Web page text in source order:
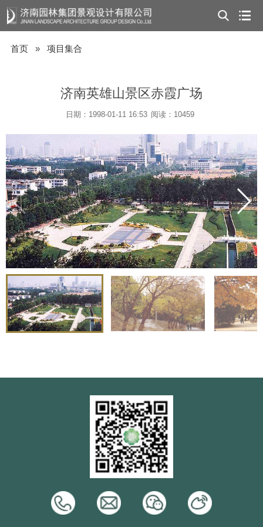
首页 » 项目集合
济南英雄山景区赤霞广场
日期：1998-01-11 16:53 阅读：10459